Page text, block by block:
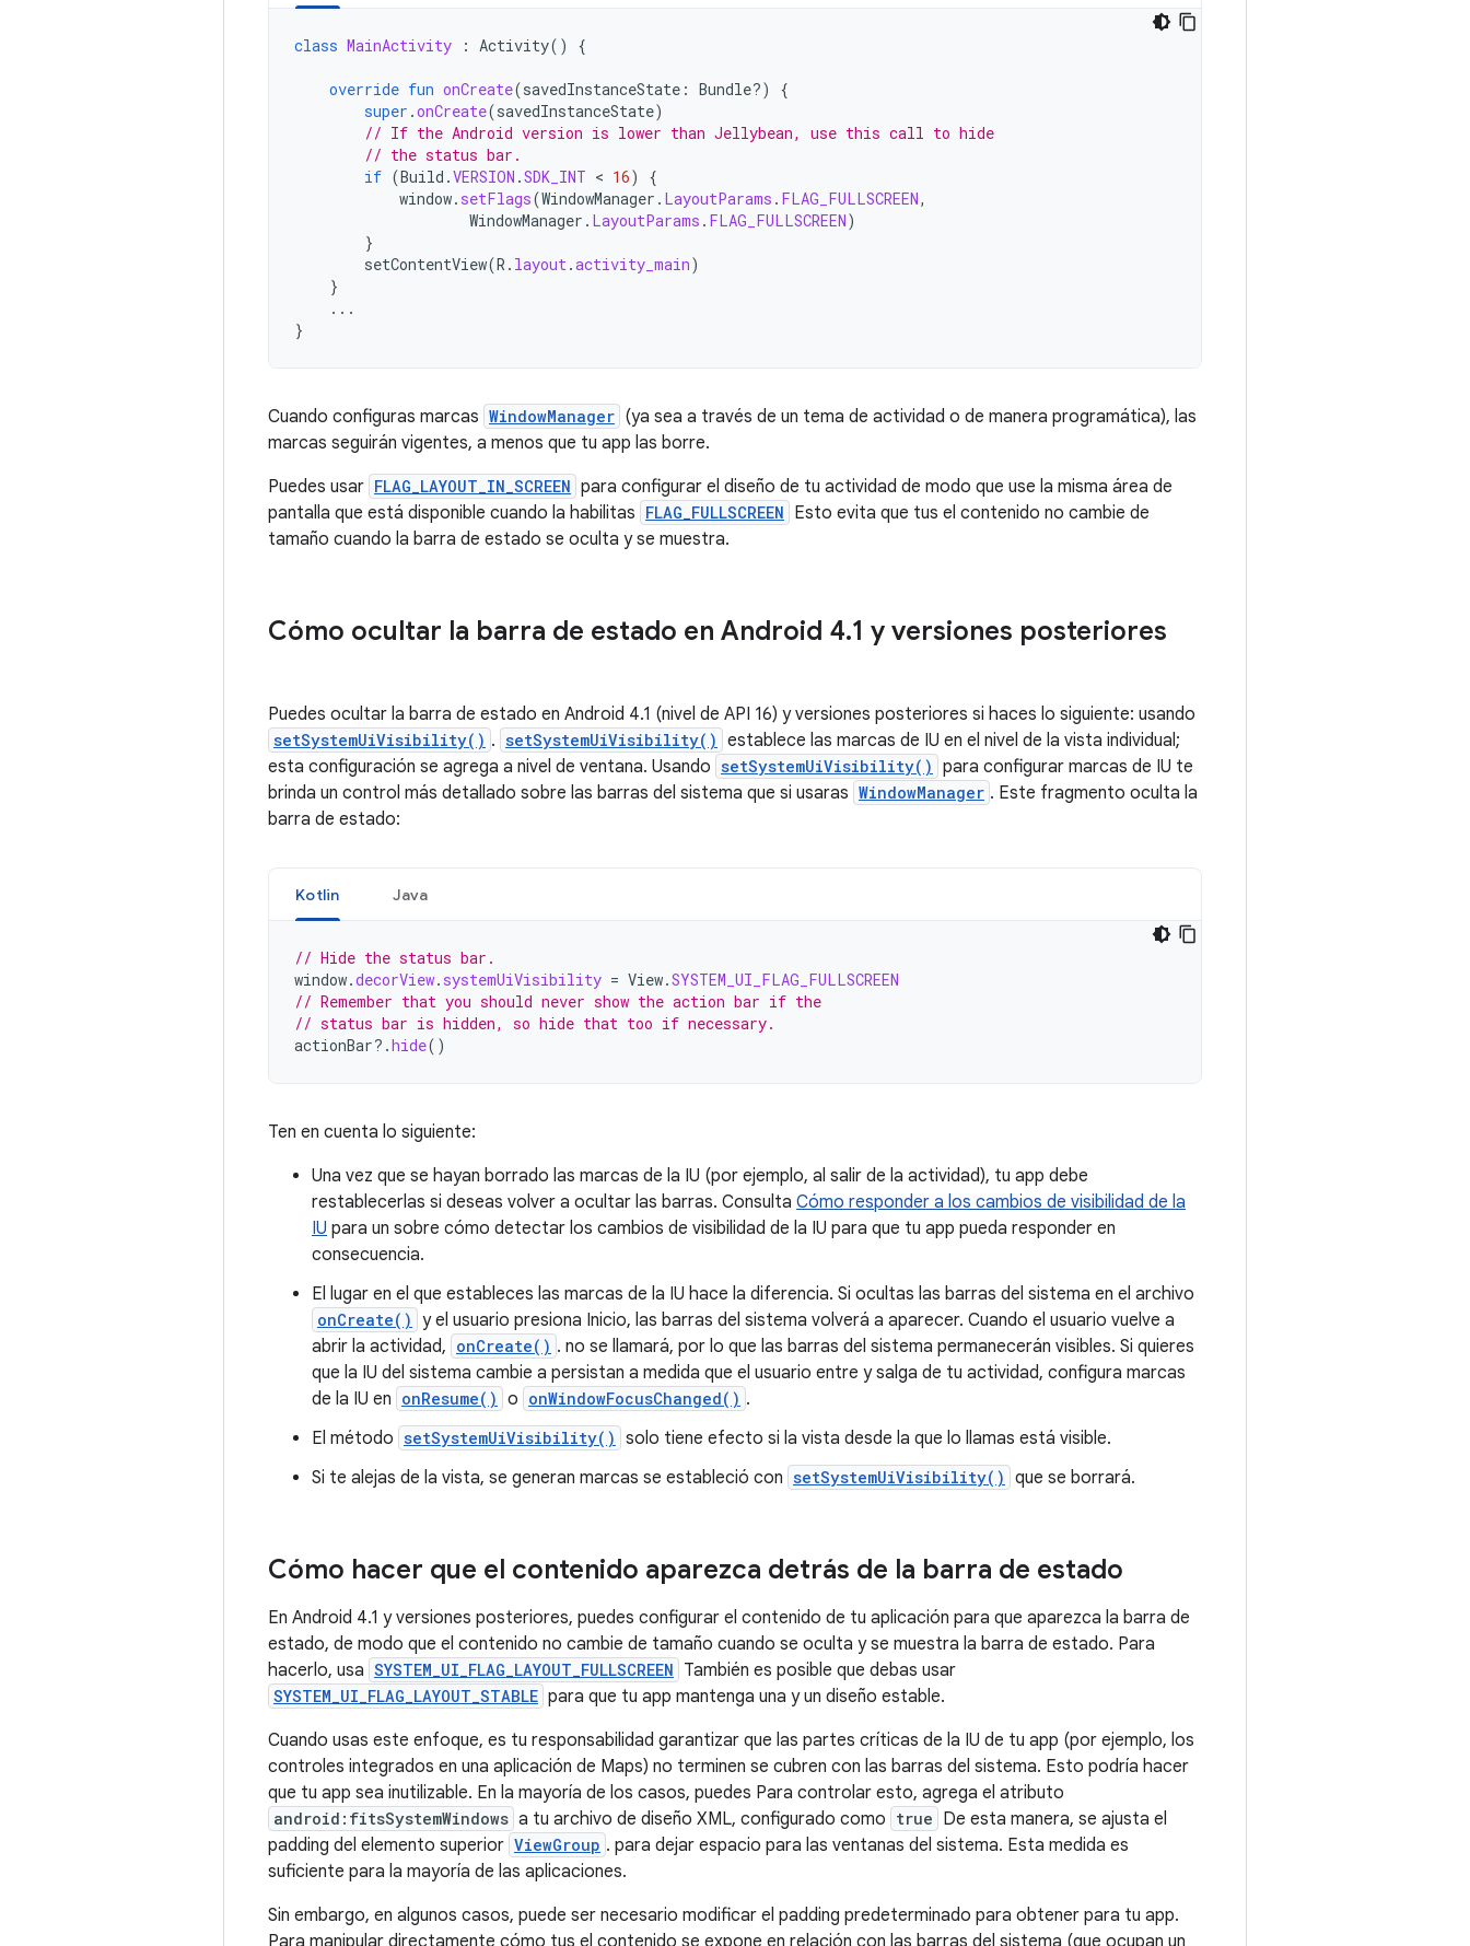
class MainActivity : Activity() {
override fun onCreate(savedInstanceState : Bundle?)
{
super .onCreate(savedInstanceState)
// If the Android version is lower than Jellybean, use this call to hide
// the status bar.
if (Build .VERSION .SDK_INT < 16)
{
window. setFlags(WindowManager . LayoutParams . FLAG_FULLSCREEN,
WindowManager . LayoutParams . FLAG_FULLSCREEN)
}
setContentView(R . layout.activity_main)
}
...
}
Cuando configuras marcas WindowManager (ya sea a través de un tema de actividad o de manera programática), las
marcas seguirán vigentes, a menos que tu app las borre.
Puedes usar FLAG_LAYOUT_IN_SCREEN para configurar el diseño de tu actividad de modo que use la misma área de
pantalla que está disponible cuando la habilitas FLAG_FULLSCREEN Esto evita que tus el contenido no cambie de
tamaño cuando la barra de estado se oculta y se muestra.
Cómo ocultar la barra de estado en Android 4.1 y versiones posteriores
Puedes ocultar la barra de estado en Android 4.1 (nivel de API 16) y versiones posteriores si haces lo siguiente: usando
setSystemUiVisibility() . setSystemUiVisibility() establece las marcas de IU en el nivel de la vista individual;
esta configuración se agrega a nivel de ventana. Usando setSystemUiVisibility() para configurar marcas de IU te
brinda un control más detallado sobre las barras del sistema que si usaras WindowManager . Este fragmento oculta la
barra de estado:
Kotlin Java
// Hide the status bar.
window.decorView. systemUiVisibility = View.SYSTEM_UI_FLAG_FULLSCREEN
// Remember that you should never show the action bar if the
// status bar is hidden, so hide that too if necessary.
actionBar?.hide()
Ten en cuenta lo siguiente:
Una vez que se hayan borrado las marcas de la IU (por ejemplo, al salir de la actividad), tu app debe
restablecerlas si deseas volver a ocultar las barras. Consulta Cómo responder a los cambios de visibilidad de la
IU para un sobre cómo detectar los cambios de visibilidad de la IU para que tu app pueda responder en
consecuencia.
El lugar en el que estableces las marcas de la IU hace la diferencia. Si ocultas las barras del sistema en el archivo
onCreate() y el usuario presiona Inicio, las barras del sistema volverá a aparecer. Cuando el usuario vuelve a
abrir la actividad, onCreate() . no se llamará, por lo que las barras del sistema permanecerán visibles. Si quieres
que la IU del sistema cambie a persistan a medida que el usuario entre y salga de tu actividad, configura marcas
de la IU en onResume() o onWindowFocusChanged() .
El método setSystemUiVisibility() solo tiene efecto si la vista desde la que lo llamas está visible.
Si te alejas de la vista, se generan marcas se estableció con setSystemUiVisibility() que se borrará.
Cómo hacer que el contenido aparezca detrás de la barra de estado
En Android 4.1 y versiones posteriores, puedes configurar el contenido de tu aplicación para que aparezca la barra de
estado, de modo que el contenido no cambie de tamaño cuando se oculta y se muestra la barra de estado. Para
hacerlo, usa SYSTEM_UI_FLAG_LAYOUT_FULLSCREEN También es posible que debas usar
SYSTEM_UI_FLAG_LAYOUT_STABLE para que tu app mantenga una y un diseño estable.
Cuando usas este enfoque, es tu responsabilidad garantizar que las partes críticas de la IU de tu app (por ejemplo, los
controles integrados en una aplicación de Maps) no terminen se cubren con las barras del sistema. Esto podría hacer
que tu app sea inutilizable. En la mayoría de los casos, puedes Para controlar esto, agrega el atributo
android:fitsSystemWindows a tu archivo de diseño XML, configurado como true De esta manera, se ajusta el
padding del elemento superior ViewGroup . para dejar espacio para las ventanas del sistema. Esta medida es
suficiente para la mayoría de las aplicaciones.
Sin embargo, en algunos casos, puede ser necesario modificar el padding predeterminado para obtener para tu app.
Para manipular directamente cómo tus el contenido se expone en relación con las barras del sistema (que ocupan un